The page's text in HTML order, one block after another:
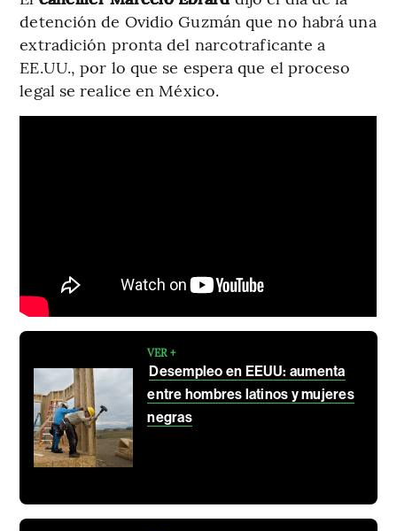
detención de Ovidio Guzmán que no habrá una
extradición pronta del narcotraficante a
EE.UU., por lo que se espera que el proceso
legal se realice en México.
VER +
Desempleo en EEUU: aumenta
entre hombres latinos y mujeres
negras